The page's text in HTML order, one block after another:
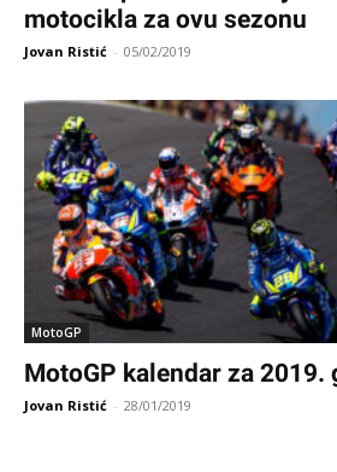
motocikla za ovu sezonu
Jovan Ristić - 05/02/2019
MotoGP
MotoGP kalendar za 2019.
Jovan Ristić - 28/01/2019